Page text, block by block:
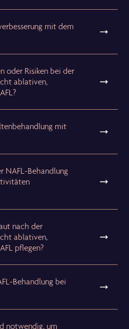
mit dem
oder Risiken bei der
ablativen,
mit
NAFL-Behandlung
nach der
ablativen,
pflegen?
Behandlung bei
notwendig, um